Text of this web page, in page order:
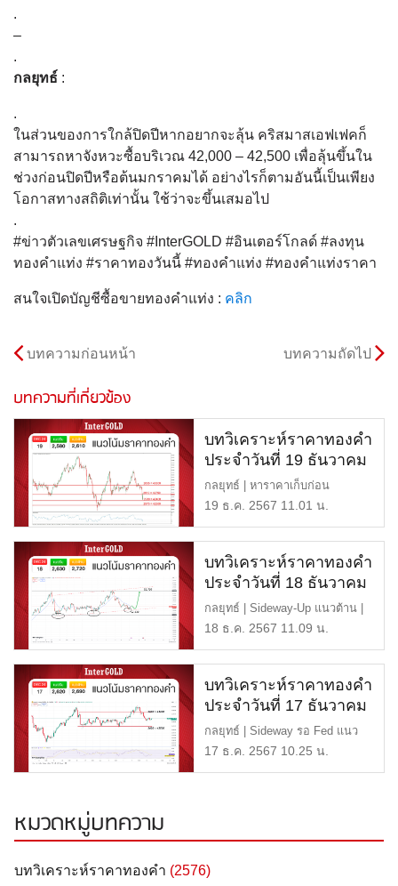
.
–
.
กลยุทธ์ :
.
ในส่วนของการใกล้ปิดปีหากอยากจะลุ้น คริสมาสเอฟเฟคก็
สามารถหาจังหวะซื้อบริเวณ 42,000 – 42,500 เพื่อลุ้นขึ้นใน
ช่วงก่อนปิดปีหรือต้นมกราคมได้ อย่างไรก็ตามอันนี้เป็นเพียง
โอกาสทางสถิติเท่านั้น ใช้ว่าจะขึ้นเสมอไป
.
#ข่าวตัวเลขเศรษฐกิจ #InterGOLD #อินเตอร์โกลด์ #ลงทุน
ทองคำแท่ง #ราคาทองวันนี้ #ทองคำแท่ง #ทองคำแท่งราคา
สนใจเปิดบัญชีซื้อขายทองคำแท่ง : คลิก
บทความก่อนหน้า บทความถัดไป
บทความที่เกี่ยวข้อง
บทวิเคราะห์ราคาทองคำ
ประจำวันที่ 19 ธันวาคม
2567
กลยุทธ์ | หาราคาเก็บก่อน
คริสต์มาส แนวต้าน | $2,610 หรื
19 ธ.ค. 2567 11.01 น.
บทวิเคราะห์ราคาทองคำ
ประจำวันที่ 18 ธันวาคม
2567
กลยุทธ์ | Sideway-Up แนวต้าน |
$2,720 หรือ 43,500 บา […]
18 ธ.ค. 2567 11.09 น.
บทวิเคราะห์ราคาทองคำ
ประจำวันที่ 17 ธันวาคม
2567
กลยุทธ์ | Sideway รอ Fed แนว
ต้าน | $2,690 หรือ 43,400 […]
17 ธ.ค. 2567 10.25 น.
หมวดหมู่บทความ
บทวิเคราะห์ราคาทองคำ (2576)